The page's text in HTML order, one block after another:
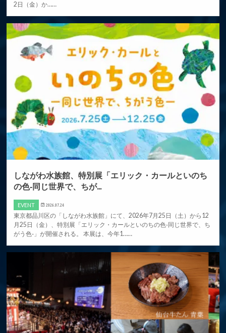
2日（金）か……
しながわ水族館、特別展「エリック・カールといのち
の色‐同じ世界で、ちが...
EVENT 2026.07.24
東京都品川区の「しながわ水族館」にて、2026年7月25日（土）から12
月25日（金）、特別展「エリック・カールといのちの色‐同じ世界で、ち
がう色‐」が開催される。 本展は、今年1……